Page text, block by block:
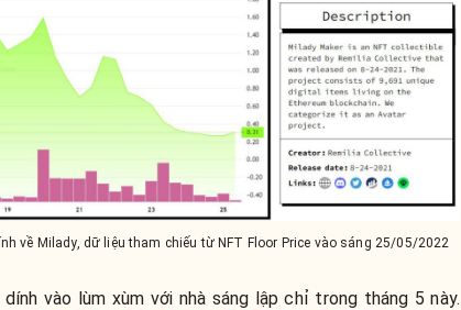
về Milady, dữ liệu tham chiếu từ NFT Floor Price vào sáng 25/05/2022
vào lùm xùm với nhà sáng lập chỉ trong tháng 5 này.